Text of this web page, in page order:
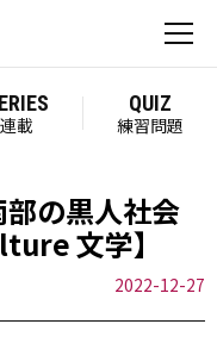
連載
QUIZ
練習問題
の黒人社会
文学】
2022-12-27